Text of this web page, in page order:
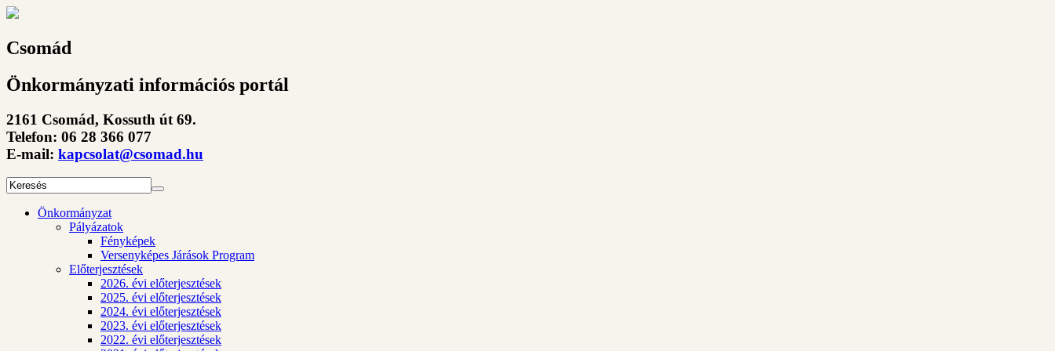
Csomád
Önkormányzati információs portál
2161 Csomád, Kossuth út 69.
Telefon: 06 28 366 077
E-mail: kapcsolat@csomad.hu
Önkormányzat
Pályázatok
Fényképek
Versenyképes Járások Program
Előterjesztések
2026. évi előterjesztések
2025. évi előterjesztések
2024. évi előterjesztések
2023. évi előterjesztések
2022. évi előterjesztések